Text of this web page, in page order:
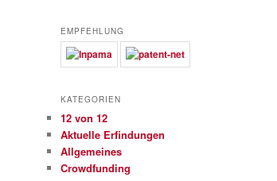
EMPFEHLUNG
KATEGORIEN
12 von 12
Aktuelle Erfindungen
Allgemeines
Crowdfunding